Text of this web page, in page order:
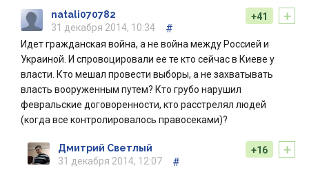
+
+41
natali070782
31 декабря 2014, 10:34
#
Идет гражданская война, а не война между Россией и
Украиной. И спровоцировали ее те кто сейчас в Киеве у
власти. Кто мешал провести выборы, а не захватывать
власть вооруженным путем? Кто грубо нарушил
февральские договоренности, кто расстрелял людей
(когда все контролировалось правосеками)?
+
+16
Дмитрий Светлый
31 декабря 2014, 12:07
#